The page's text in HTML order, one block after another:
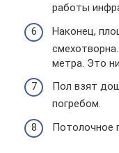
работы
Наконец,
метра. Это
Пол взят
погребом.
Потолочное